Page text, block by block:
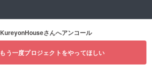
KureyonHouseさんへアンコール
もう一度プロジェクトをやってほしい